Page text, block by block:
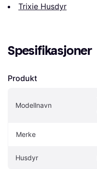
Trixie Husdyr
Spesifikasjoner
Produkt
Modellnavn
Merke
Husdyr